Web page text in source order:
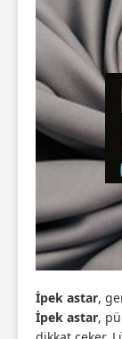
İpek astar,
İpek astar,